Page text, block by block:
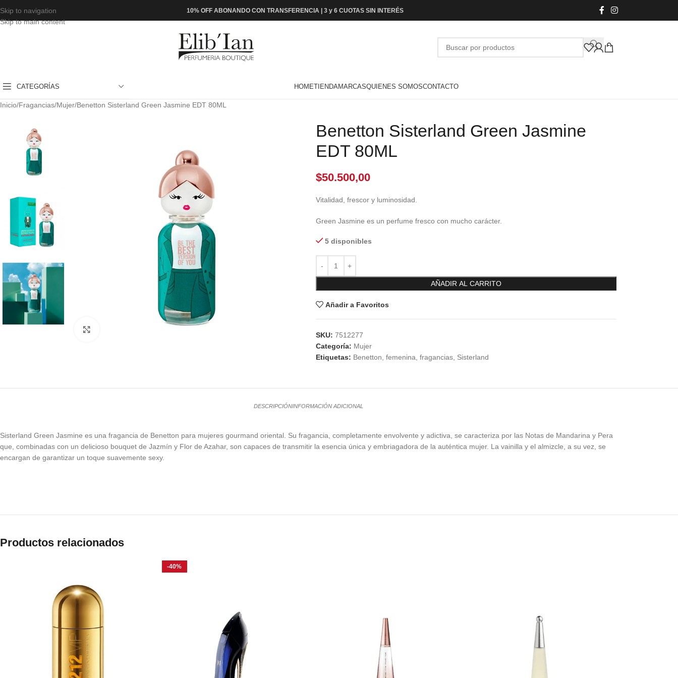
Skip to navigation
Skip to main content
10% OFF ABONANDO CON TRANSFERENCIA | 3 y 6 CUOTAS SIN INTERÉS
CATEGORÍAS HOMETIENDAMARCASQUIENES SOMOSCONTACTO
Inicio Fragancias Mujer Benetton Sisterland Green Jasmine EDT 80ML
Benetton Sisterland Green Jasmine
EDT 80ML
$50.500,00
Vitalidad, frescor y luminosidad.
Green Jasmine es un perfume fresco con mucho carácter.
5 disponibles
AÑADIR AL CARRITO
Añadir a Favoritos
SKU: 7512277
Categoría: Mujer
Etiquetas: Benetton femenina fragancias, Sisterland
DESCRIPCIÓNINFORMACIÓN ADICIONAL
Sisterland Green Jasmine es una fragancia de Benetton para mujeres gourmand oriental. Su fragancia, completamente envolvente y adictiva, se caracteriza por las Notas de Mandarina y Pera
que, combinadas con un delicioso bouquet de Jazmín y Flor de Azahar, son capaces de transmitir la esencia única y embriagadora de la auténtica mujer. La vainilla y el almizcle, a su vez, se
encargan de garantizar un toque suavemente sexy.
Productos relacionados
-40%